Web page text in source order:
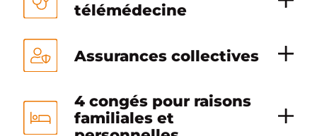
télémédecine
Assurances collectives
4 congés pour raisons
familiales et